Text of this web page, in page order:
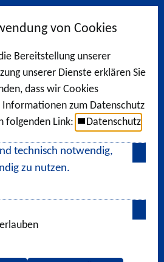
von Cookies
Bereitstellung unserer
unserer Dienste erklären Sie
dass wir Cookies
zum Datenschutz
folgenden Link:
Datenschutz
technisch notwendig,
zu nutzen.